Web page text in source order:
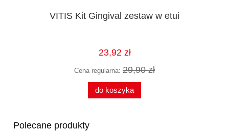
VITIS Kit Gingival zestaw w etui
23,92 zł
Cena regularna: 29,90 zł
do koszyka
Polecane produkty